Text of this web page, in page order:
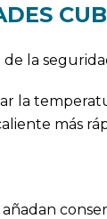
la
la
más
añadan